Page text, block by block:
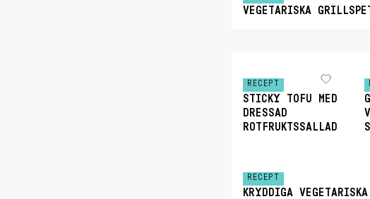
VEGETARISKA
RECEPT
STICKY TOFU MED
DRESSAD
ROTFRUKTSSALLAD
RECEPT
KRYDDIGA